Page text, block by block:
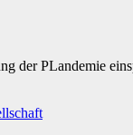
der PLandemie